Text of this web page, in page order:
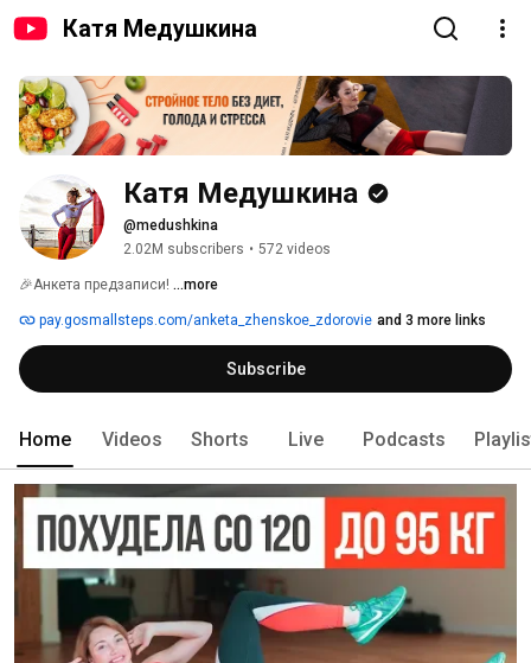
Катя Медушкина
Катя Медушкина
@medushkina
2.02M subscribers • 572 videos
🎉Анкета предзаписи! ...more
pay.gosmallsteps.com/anketa_zhenskoe_zdorovie and 3 more links
Subscribe
Home Videos Shorts Live Podcasts